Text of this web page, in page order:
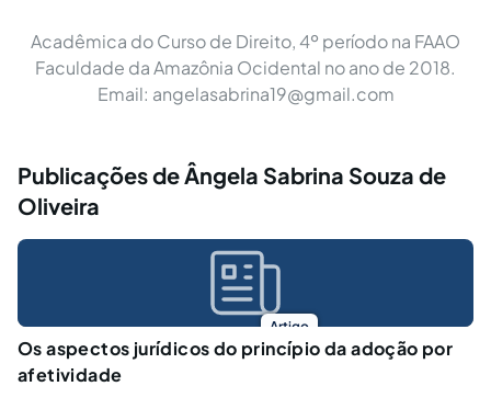
Acadêmica do Curso de Direito, 4º período na FAAO
Faculdade da Amazônia Ocidental no ano de 2018.
Email: angelasabrina19@gmail.com
Publicações de Ângela Sabrina Souza de
Oliveira
Artigo
Os aspectos jurídicos do princípio da adoção por
afetividade